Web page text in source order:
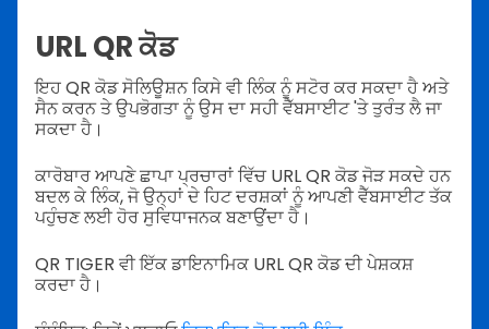
URL QR ਕੋਡ
ਇਹ QR ਕੋਡ ਸੋਲਿਊਸ਼ਨ ਕਿਸੇ ਵੀ ਲਿੰਕ ਨੂੰ ਸਟੋਰ ਕਰ ਸਕਦਾ ਹੈ ਅਤੇ
ਸੈਨ ਕਰਨ ਤੇ ਉਪਭੋਗਤਾ ਨੂੰ ਉਸ ਦਾ ਸਹੀ ਵੈੱਬਸਾਈਟ 'ਤੇ ਤੁਰੰਤ ਲੈ ਜਾ
ਸਕਦਾ ਹੈ।
ਕਾਰੋਬਾਰ ਆਪਣੇ ਛਾਪਾ ਪ੍ਰਚਾਰਾਂ ਵਿੱਚ URL QR ਕੋਡ ਜੋੜ ਸਕਦੇ ਹਨ
ਬਦਲ ਕੇ ਲਿੰਕ, ਜੋ ਉਨ੍ਹਾਂ ਦੇ ਹਿਟ ਦਰਸ਼ਕਾਂ ਨੂੰ ਆਪਣੀ ਵੈੱਬਸਾਈਟ ਤੱਕ
ਪਹੁੰਚਣ ਲਈ ਹੋਰ ਸੁਵਿਧਾਜਨਕ ਬਣਾਉਂਦਾ ਹੈ।
QR TIGER ਵੀ ਇੱਕ ਡਾਇਨਾਮਿਕ URL QR ਕੋਡ ਦੀ ਪੇਸ਼ਕਸ਼
ਕਰਦਾ ਹੈ।